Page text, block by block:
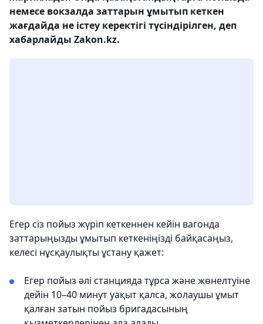
немесе вокзалда заттарын ұмытып кеткен
жағдайда не істеу керектігі түсіндірілген, деп
хабарлайды Zakon.kz.
Егер сіз пойыз жүріп кеткеннен кейін вагонда
заттарыңызды ұмытып кеткеніңізді байқасаңыз,
келесі нұсқаулықты ұстану қажет:
Егер пойыз әлі станцияда тұрса және жөнелтуіне
дейін 10–40 минут уақыт қалса, жолаушы ұмыт
қалған затын пойыз бригадасының